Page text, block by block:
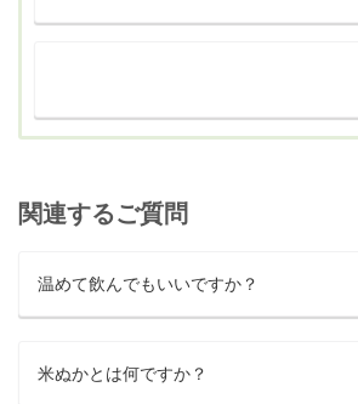
関連するご質問
温めて飲んでもいいですか？
米ぬかとは何ですか？